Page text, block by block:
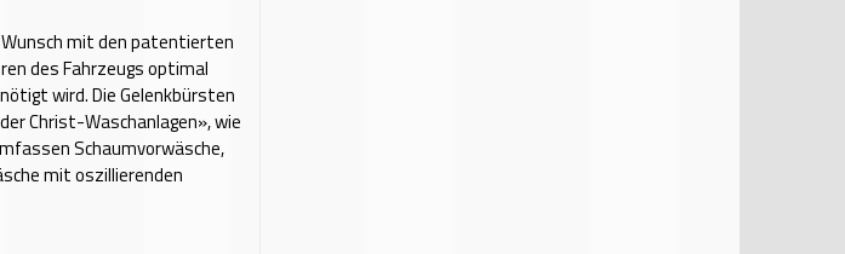
mit den patentierten
des Fahrzeugs optimal
wird. Die Gelenkbürsten
Christ-Waschanlagen», wie
Schaumvorwäsche,
mit oszillierenden